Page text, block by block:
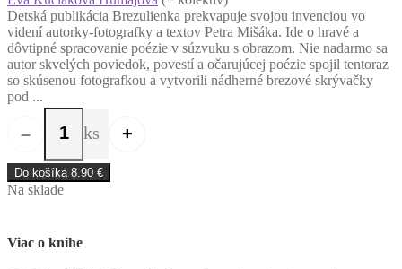
Detská publikácia Brezulienka prekvapuje svojou invenciou vo
videní autorky-fotografky a textov Petra Mišáka. Ide o hravé a
dôvtipné spracovanie poézie v súzvuku s obrazom. Nie nadarmo sa
autor skvelých poviedok, povestí a očarujúcej poézie spojil tentoraz
so skúsenou fotografkou a vytvorili nádherné brezové skrývačky
pod ...
–
množstvo Brezulienka
ks +
Do košíka 8.90 €
Na sklade
Viac o knihe